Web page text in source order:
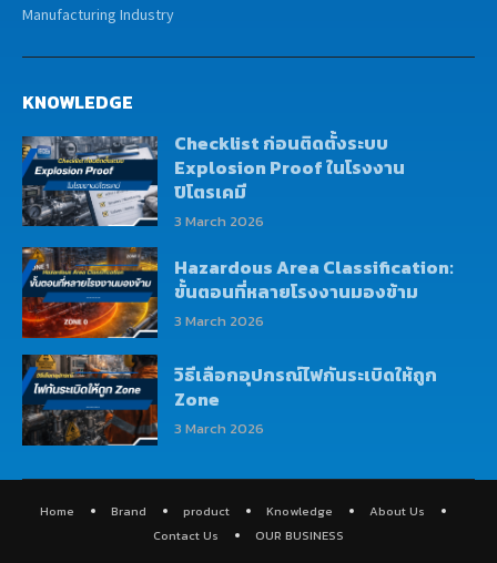
Manufacturing Industry
KNOWLEDGE
Checklist ก่อนติดตั้งระบบ
Explosion Proof ในโรงงาน
ปิโตรเคมี
3 March 2026
Hazardous Area Classification:
ขั้นตอนที่หลายโรงงานมองข้าม
3 March 2026
วิธีเลือกอุปกรณ์ไฟกันระเบิดให้ถูก
Zone
3 March 2026
Home Brand product Knowledge
About Us
Contact Us
OUR BUSINESS